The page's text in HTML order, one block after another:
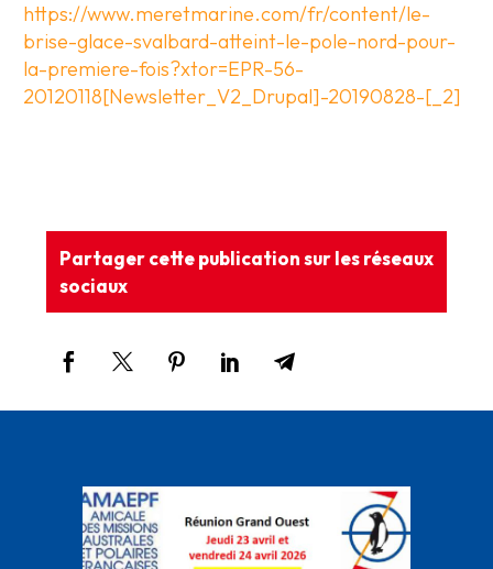
https://www.meretmarine.com/fr/content/le-
brise-glace-svalbard-atteint-le-pole-nord-pour-
la-premiere-fois?xtor=EPR-56-
20120118[Newsletter_V2_Drupal]-20190828-[_2]
Partager cette publication sur les réseaux
sociaux